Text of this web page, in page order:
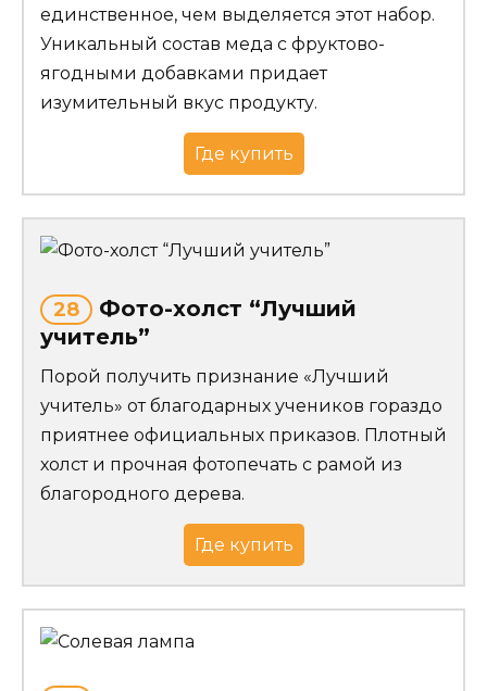
единственное, чем выделяется этот набор.
Уникальный состав меда с фруктово-
ягодными добавками придает
изумительный вкус продукту.
Где купить
28
Фото-холст “Лучший
учитель”
Порой получить признание «Лучший
учитель» от благодарных учеников гораздо
приятнее официальных приказов. Плотный
холст и прочная фотопечать с рамой из
благородного дерева.
Где купить